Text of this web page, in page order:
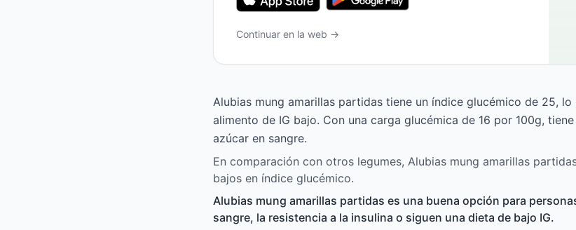
Continuar en la web →
Alubias mung amarillas partidas tiene un índice glucémico de 25,
alimento de IG bajo. Con una carga glucémica de 16 por 100g,
azúcar en sangre.
En comparación con otros legumes, Alubias mung amarillas
bajos en índice glucémico.
Alubias mung amarillas partidas es una buena opción para
sangre, la resistencia a la insulina o siguen una dieta de bajo IG.